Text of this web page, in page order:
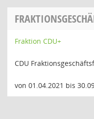
Fraktion CDU+
CDU
von 01.04.2021 bis